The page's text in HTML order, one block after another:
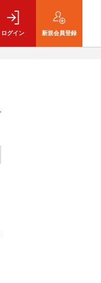
ログイン 新規会員登録